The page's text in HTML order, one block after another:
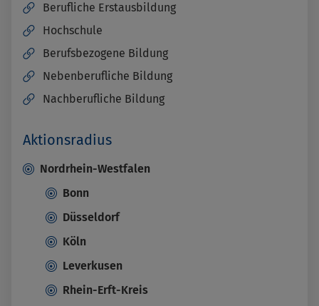
Berufliche Erstausbildung
Hochschule
Berufsbezogene Bildung
Nebenberufliche Bildung
Nachberufliche Bildung
Aktionsradius
Nordrhein-Westfalen
Bonn
Düsseldorf
Köln
Leverkusen
Rhein-Erft-Kreis